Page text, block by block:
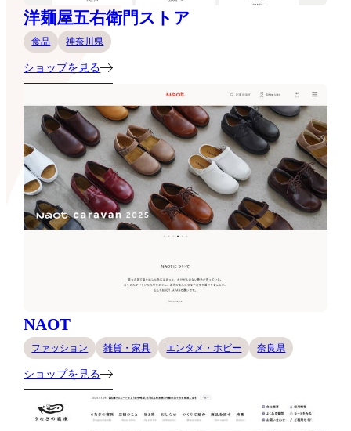
洋麺屋五右衛門ストア
食品 神奈川県
ショップを見る
NAOT
ファッション 雑貨・家具 エンタメ・ホビー 奈良県
ショップを見る